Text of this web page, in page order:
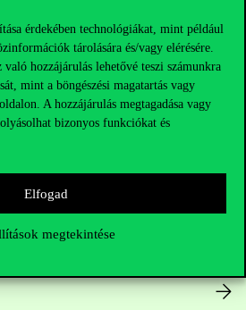
érdekében technológiákat, mint például
tárolására és/vagy elérésére.
hozzájárulás lehetővé teszi számunkra
mint a böngészési magatartás vagy
A hozzájárulás megtagadása vagy
bizonyos funkciókat és
Elfogad
megtekintése